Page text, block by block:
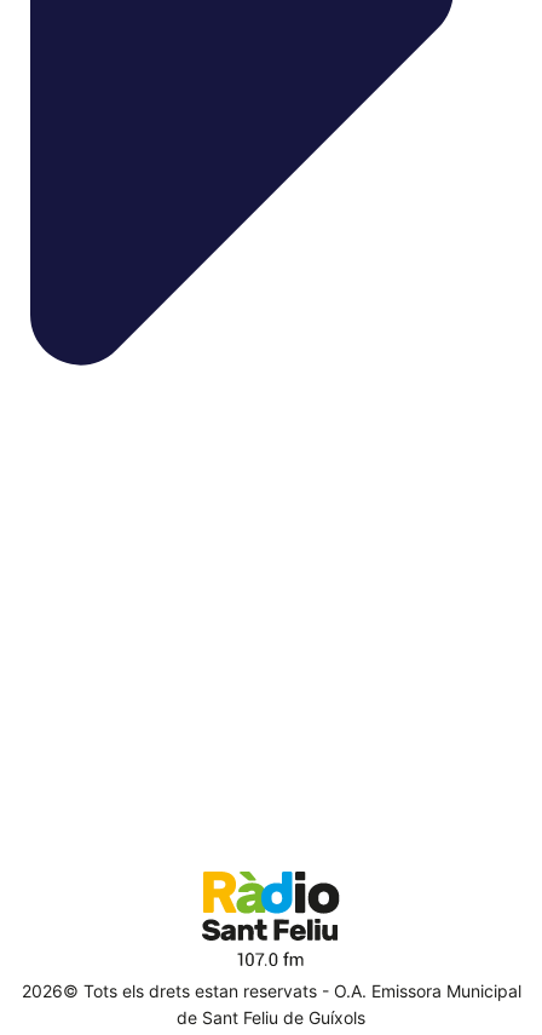
2026© Tots els drets estan reservats - O.A. Emissora Municipal
de Sant Feliu de Guíxols